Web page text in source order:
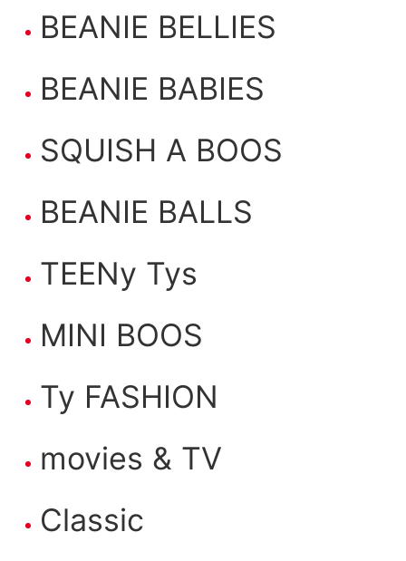
BEANIE BELLIES
BEANIE BABIES
SQUISH A BOOS
BEANIE BALLS
TEENy Tys
MINI BOOS
Ty FASHION
movies & TV
Classic